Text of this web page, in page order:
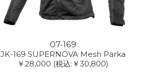
07-169
JK-169 SUPERNOVA Mesh Parka
￥28,000 (税込:￥30,800)